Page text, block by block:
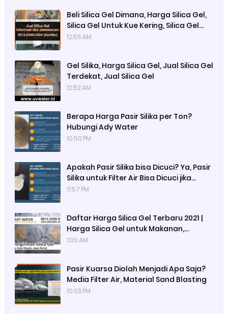
Beli Silica Gel Dimana, Harga Silica Gel,
Silica Gel Untuk Kue Kering, Silica Gel
Untuk Makanan
12:55 AM
Gel Silika, Harga Silica Gel, Jual Silica Gel
Terdekat, Jual Silica Gel
12:52 AM
Berapa Harga Pasir Silika per Ton?
Hubungi Ady Water
10:50 PM
Apakah Pasir Silika bisa Dicuci? Ya, Pasir
Silika untuk Filter Air Bisa Dicuci jika
Sudah Kotor
11:57 PM
Daftar Harga Silica Gel Terbaru 2021 |
Harga Silica Gel untuk Makanan,
Desikator, Kamera, Elektrik, Sepatu, Tas,
1:00 AM
Pasir Kuarsa Diolah Menjadi Apa Saja?
Media Filter Air, Material Sand Blasting
10:03 PM